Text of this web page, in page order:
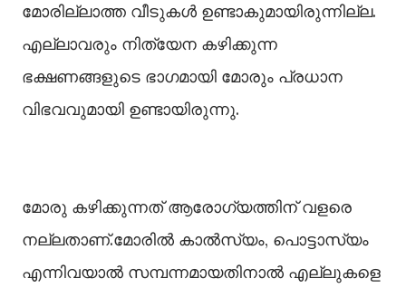
മോരില്ലാത്ത വീടുകൾ ഉണ്ടാകുമായിരുന്നില്ല.
എല്ലാവരും നിത്യേന കഴിക്കുന്ന
ഭക്ഷണങ്ങളുടെ ഭാഗമായി മോരും പ്രധാന
വിഭവവുമായി ഉണ്ടായിരുന്നു.
മോരു കഴിക്കുന്നത് ആരോഗ്യത്തിന് വളരെ
നല്ലതാണ്.മോരിൽ കാൽസ്യം, പൊട്ടാസ്യം
എന്നിവയാൽ സമ്പന്നമായതിനാൽ എല്ലുകളെ